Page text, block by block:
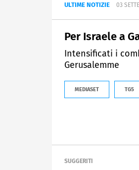
ULTIME NOTIZIE 03
Per Israele a
Intensificati i
Gerusalemme
MEDIASET TG5
SUGGERITI